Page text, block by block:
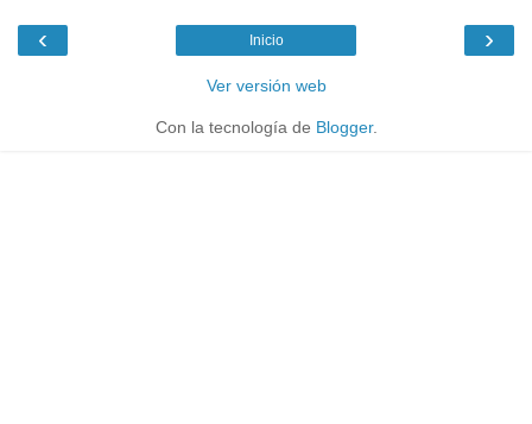
‹ ›
Inicio
Ver versión web
Con la tecnología de Blogger.